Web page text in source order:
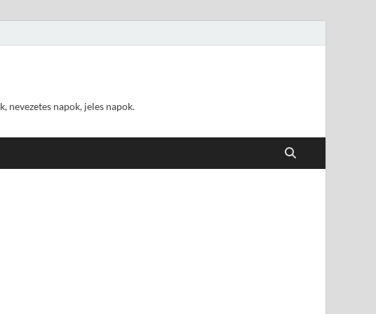
nevezetes napok, jeles napok.